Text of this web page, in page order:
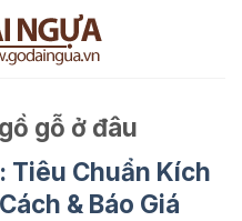
gỗ ở đâu
Tiêu Chuẩn Kích
& Báo Giá